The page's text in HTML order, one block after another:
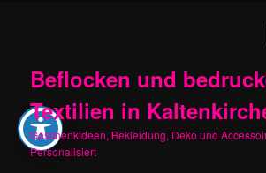
Beflocken und
Textilien in
Geschenkideen, Bekleidung, Deko und
Personalisiert